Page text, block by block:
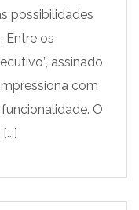
possibilidades
Entre os
assinado
com
O